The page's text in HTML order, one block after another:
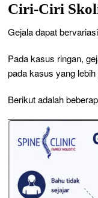
Ciri-Ciri
Gejala dapat
Pada kasus ringan,
pada kasus yang
Berikut adalah